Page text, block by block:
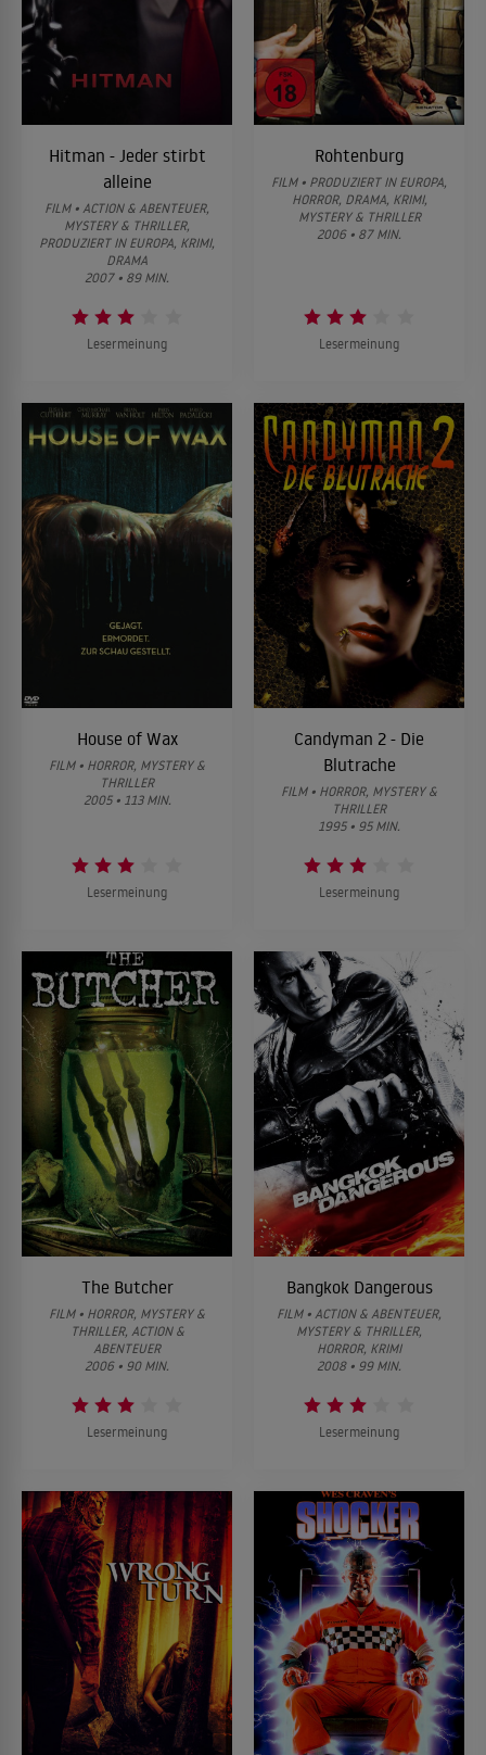
Hitman - Jeder stirbt
alleine
FILM • ACTION & ABENTEUER,
MYSTERY & THRILLER,
PRODUZIERT IN EUROPA, KRIMI,
DRAMA
2007 • 89 MIN.
Lesermeinung
Rohtenburg
FILM • PRODUZIERT IN EUROPA,
HORROR, DRAMA, KRIMI,
MYSTERY & THRILLER
2006 • 87 MIN.
Lesermeinung
House of Wax
FILM • HORROR, MYSTERY &
THRILLER
2005 • 113 MIN.
Lesermeinung
Candyman 2 - Die
Blutrache
FILM • HORROR, MYSTERY &
THRILLER
1995 • 95 MIN.
Lesermeinung
The Butcher
FILM • HORROR, MYSTERY &
THRILLER, ACTION &
ABENTEUER
2006 • 90 MIN.
Lesermeinung
Bangkok Dangerous
FILM • ACTION & ABENTEUER,
MYSTERY & THRILLER,
HORROR, KRIMI
2008 • 99 MIN.
Lesermeinung